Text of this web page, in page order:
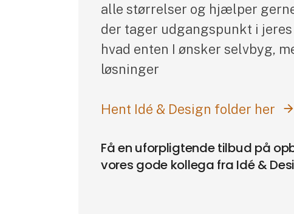
alle størrelser og hjælper
der tager udgangspunkt i
hvad enten I ønsker selvbyg,
løsninger
Hent Idé & Design folder her
Få en uforpligtende tilbud på
vores gode kollega fra Idé &